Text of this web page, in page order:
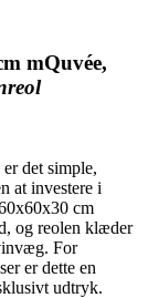
mQuvée,
det simple,
at investere i
cm
og reolen klæder
For
er dette en
udtryk.